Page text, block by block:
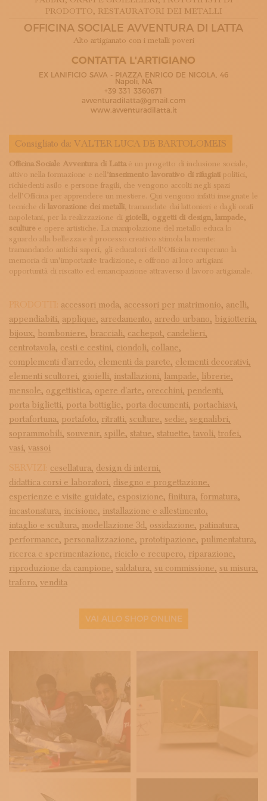
ISCRIVITI ALLA NEWSLETTER
MAGAZINE
TUTTI I CONTENUTI
INTERVISTE
PRODOTTO, RESTAURATORI DEI METALLI
OFFICINA SOCIALE AVVENTURA DI LATTA
Alto artigianato con i metalli poveri
CONTATTA L'ARTIGIANO
EX LANIFICIO SAVA - PIAZZA ENRICO DE NICOLA, 46
Napoli, NA
+39 331 3360671
avventuradilatta@gmail.com
www.avventuradilatta.it
Consigliato da: VALTER LUCA DE BARTOLOMEIS
Officina Sociale Avventura di Lattaè un progetto di inclusione sociale,
attivo nella formazione e nell’inserimento lavorativo di rifugiati politici,
richiedenti asilo e persone fragili, che vengono accolti negli spazi
dell’Officina per apprendere un mestiere. Qui vengono infatti insegnate le
tecniche dilavorazione dei metalli, tramandate dai lattonieri e dagli orafi
napoletani, per la realizzazione di gioielli, oggetti di design, lampade,
sculture e opere artistiche. La manipolazione del metallo educa lo
sguardo alla bellezza e il processo creativo stimola la mente:
tramandando antichi saperi, gli educatori dell’Officina recuperano la
memoria di un’importante tradizione, e offrono ai loro artigiani
opportunità di riscatto ed emancipazione attraverso il lavoro artigianale.
PRODOTTI: accessori moda, accessori per matrimonio, anelli,
appendiabiti, applique, arredamento, arredo urbano, bigiotteria,
bijoux, bomboniere, bracciali, cachepot, candelieri,
centrotavola, cesti e cestini, ciondoli, collane,
complementi d'arredo, elementi da parete, elementi decorativi,
elementi scultorei, gioielli, installazioni, lampade, librerie,
mensole, oggettistica, opere d'arte, orecchini, pendenti,
porta biglietti, porta bottiglie, porta documenti, portachiavi,
portafortuna, portafoto, ritratti, sculture, sedie, segnalibri,
soprammobili, souvenir, spille, statue, statuette, tavoli, trofei,
vasi, vassoi
SERVIZI: cesellatura, design di interni,
didattica corsi e laboratori, disegno e progettazione,
esperienze e visite guidate, esposizione, finitura, formatura,
incastonatura, incisione, installazione e allestimento,
intaglio e scultura, modellazione 3d, ossidazione, patinatura,
performance, personalizzazione, prototipazione, pulimentatura,
ricerca e sperimentazione, riciclo e recupero, riparazione,
riproduzione da campione, saldatura, su commissione, su misura,
traforo, vendita
VAI ALLO SHOP ONLINE